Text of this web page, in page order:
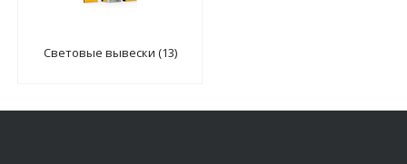
Световые вывески (13)